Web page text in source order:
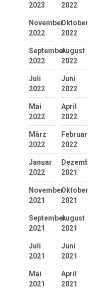
2023
2022
November
2022
Oktober
2022
September
2022
August
2022
Juli
2022
Juni
2022
Mai
2022
April
2022
März
2022
Februar
2022
Januar
2022
2021
November
2021
Oktober
2021
September
2021
August
2021
Juli
2021
Juni
2021
Mai
2021
April
2021